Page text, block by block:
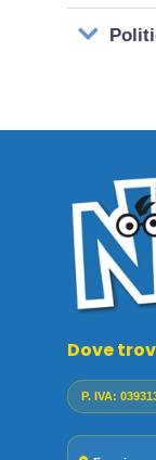
Dove
P. IVA: